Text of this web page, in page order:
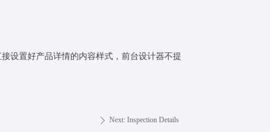
ꄲ Next: Inspection Details
设置好产品详情的内容样式，前台设计器不提